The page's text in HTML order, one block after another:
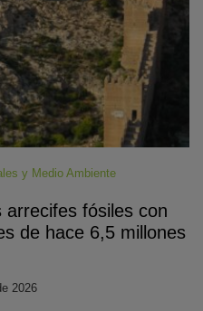
y Medio Ambiente
arrecifes fósiles con
de hace 6,5 millones
2026